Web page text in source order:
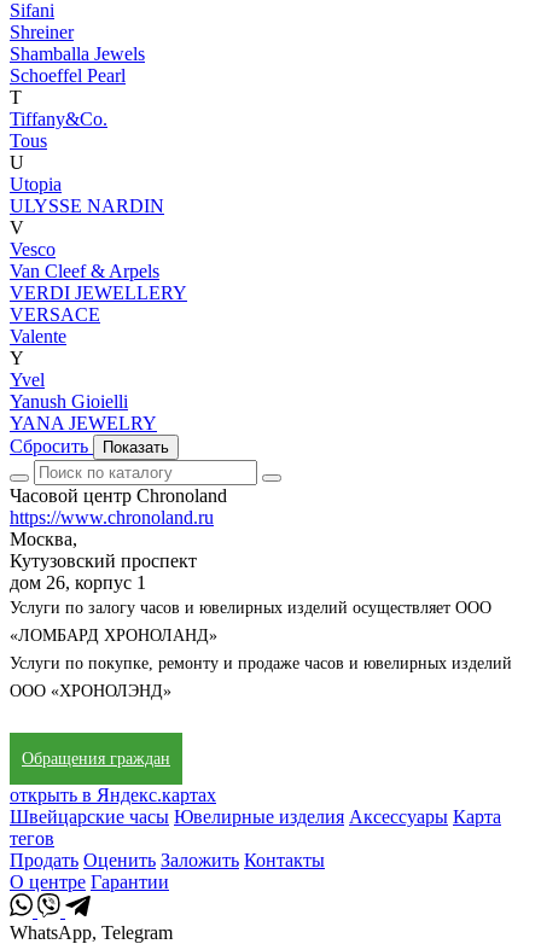
Sifani
Shreiner
Shamballa Jewels
Schoeffel Pearl
T
Tiffany&Co.
Tous
U
Utopia
ULYSSE NARDIN
V
Vesco
Van Cleef & Arpels
VERDI JEWELLERY
VERSACE
Valente
Y
Yvel
Yanush Gioielli
YANA JEWELRY
Сбросить
Показать
Часовой центр Chronoland
https://www.chronoland.ru
Москва,
Кутузовский проспект
дом 26, корпус 1
Услуги по залогу часов и ювелирных изделий осуществляет ООО
«ЛОМБАРД ХРОНОЛАНД»
Услуги по покупке, ремонту и продаже часов и ювелирных изделий
ООО «ХРОНОЛЭНД»
Обращения граждан
открыть в Яндекс.картах
Швейцарские часы Ювелирные изделия Аксессуары Карта
тегов
Продать Оценить Заложить Контакты
О центре Гарантии
WhatsApp, Telegram